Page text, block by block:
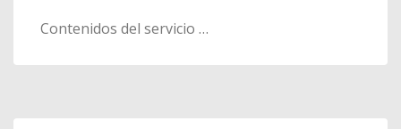
Contenidos del servicio …